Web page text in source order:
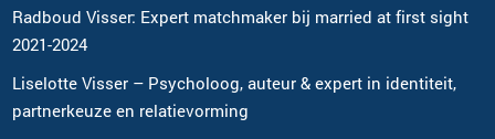
Radboud Visser: Expert matchmaker bij married at first sight
2021-2024
Liselotte Visser – Psycholoog, auteur & expert in identiteit,
partnerkeuze en relatievorming